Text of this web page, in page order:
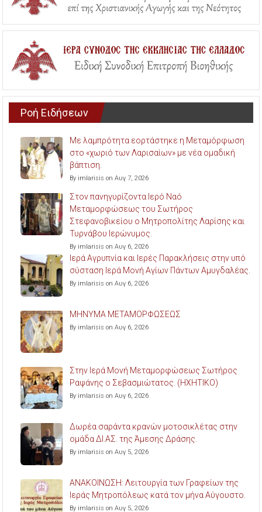
Ροή Ειδήσεων
Με λαμπρότητα εορτάστηκε η Μεταμόρφωση
στο «χωριό των Λαρισαίων» με νέα ομαδική
βάπτιση.
By imlarisis on Αυγ 7, 2026
Στον πανηγυρίζοντα Ιερό Ναό
Μεταμορφώσεως του Σωτήρος
Στεφανοβικείου ο Μητροπολίτης Λαρίσης και
Τυρνάβου Ιερώνυμος.
By imlarisis on Αυγ 6, 2026
Ιερά Αγρυπνία και Ιερές Παρακλήσεις στην υπό
σύσταση Ιερά Μονή Αγίων Πάντων Αμυγδαλέας.
By imlarisis on Αυγ 6, 2026
ΜΗΝΥΜΑ ΜΕΤΑΜΟΡΦΩΣΕΩΣ
By imlarisis on Αυγ 6, 2026
Στην Ιερά Μονή Μεταμορφώσεως Σωτήρος
Ραψάνης ο Σεβασμιώτατος. (ΗΧΗΤΙΚΟ)
By imlarisis on Αυγ 6, 2026
Δωρέα σαράντα κρανών μοτοσικλέτας στην
ομάδα ΔΙ.ΑΣ. της Άμεσης Δράσης.
By imlarisis on Αυγ 5, 2026
ΑΝΑΚΟΙΝΩΣΗ: Λειτουργία των Γραφείων της
Ιεράς Μητροπόλεως κατά τον μήνα Αύγουστο.
By imlarisis on Αυγ 5, 2026